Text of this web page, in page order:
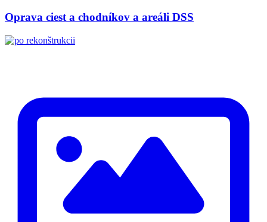
Oprava ciest a chodníkov a areáli DSS